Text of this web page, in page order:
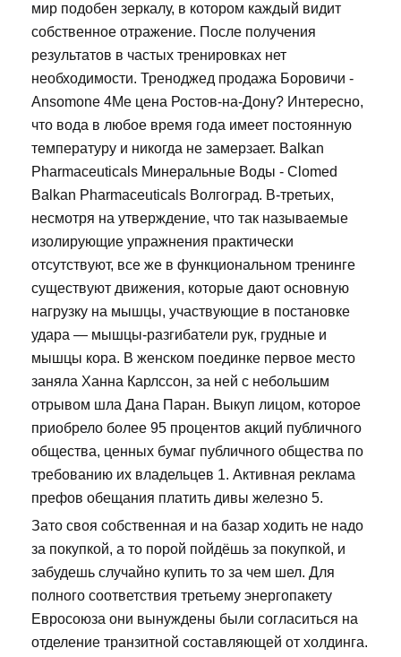
мир подобен зеркалу, в котором каждый видит
собственное отражение. После получения
результатов в частых тренировках нет
необходимости. Треноджед продажа Боровичи -
Ansomone 4Me цена Ростов-на-Дону? Интересно,
что вода в любое время года имеет постоянную
температуру и никогда не замерзает. Balkan
Pharmaceuticals Минеральные Воды - Clomed
Balkan Pharmaceuticals Волгоград. В-третьих,
несмотря на утверждение, что так называемые
изолирующие упражнения практически
отсутствуют, все же в функциональном тренинге
существуют движения, которые дают основную
нагрузку на мышцы, участвующие в постановке
удара — мышцы-разгибатели рук, грудные и
мышцы кора. В женском поединке первое место
заняла Ханна Карлссон, за ней с небольшим
отрывом шла Дана Паран. Выкуп лицом, которое
приобрело более 95 процентов акций публичного
общества, ценных бумаг публичного общества по
требованию их владельцев 1. Активная реклама
префов обещания платить дивы железно 5.
Зато своя собственная и на базар ходить не надо
за покупкой, а то порой пойдёшь за покупкой, и
забудешь случайно купить то за чем шел. Для
полного соответствия третьему энергопакету
Евросоюза они вынуждены были согласиться на
отделение транзитной составляющей от холдинга.